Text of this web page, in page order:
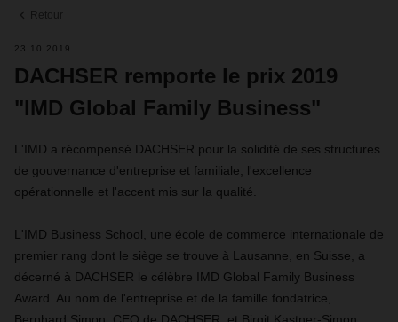
Retour
23.10.2019
DACHSER remporte le prix 2019
"IMD Global Family Business"
L'IMD a récompensé DACHSER pour la solidité de ses structures
de gouvernance d'entreprise et familiale, l'excellence
opérationnelle et l'accent mis sur la qualité.
L'IMD Business School, une école de commerce internationale de
premier rang dont le siège se trouve à Lausanne, en Suisse, a
décerné à DACHSER le célèbre IMD Global Family Business
Award. Au nom de l'entreprise et de la famille fondatrice,